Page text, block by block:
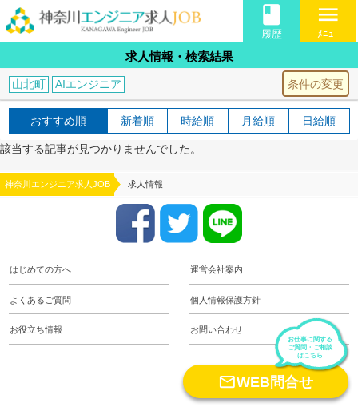
book
履歴
menu
ﾒﾆｭｰ
求人情報・検索結果
条件の変更
山北町 AIエンジニア
おすすめ順 新着順 時給順 月給順 日給順
該当する記事が見つかりませんでした。
神奈川エンジニア求人JOB 求人情報
はじめての方へ 運営会社案内
よくあるご質問 個人情報保護方針
お役立ち情報 お問い合わせ
お仕事に関する
ご質問・ご相談
はこちら
WEB問合せ